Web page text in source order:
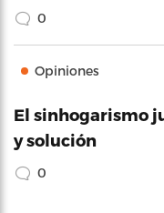
0
Opiniones
El sinhogarismo
y solución
0